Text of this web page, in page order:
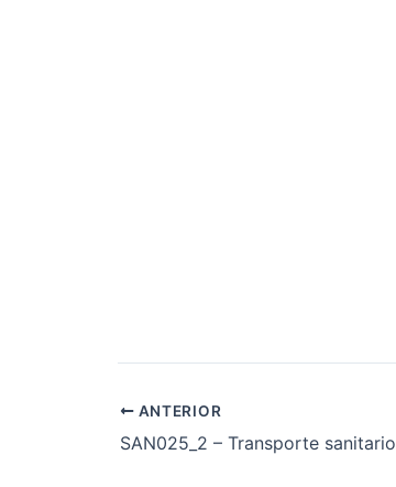
ANTERIOR
SAN025_2 – Transporte sanitario